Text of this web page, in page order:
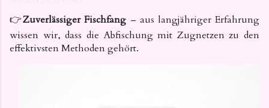
👉Zuverlässiger Fischfang – aus langjähriger Erfahrung
wissen wir, dass die Abfischung mit Zugnetzen zu den
effektivsten Methoden gehört.